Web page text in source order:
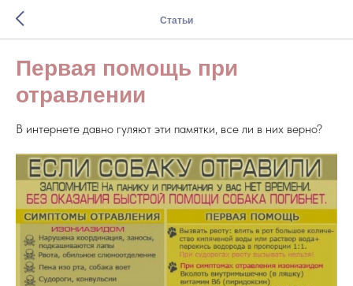
Статьи
Первая помощь при
отравлении
В интернете давно гуляют эти памятки, все ли в них верно?